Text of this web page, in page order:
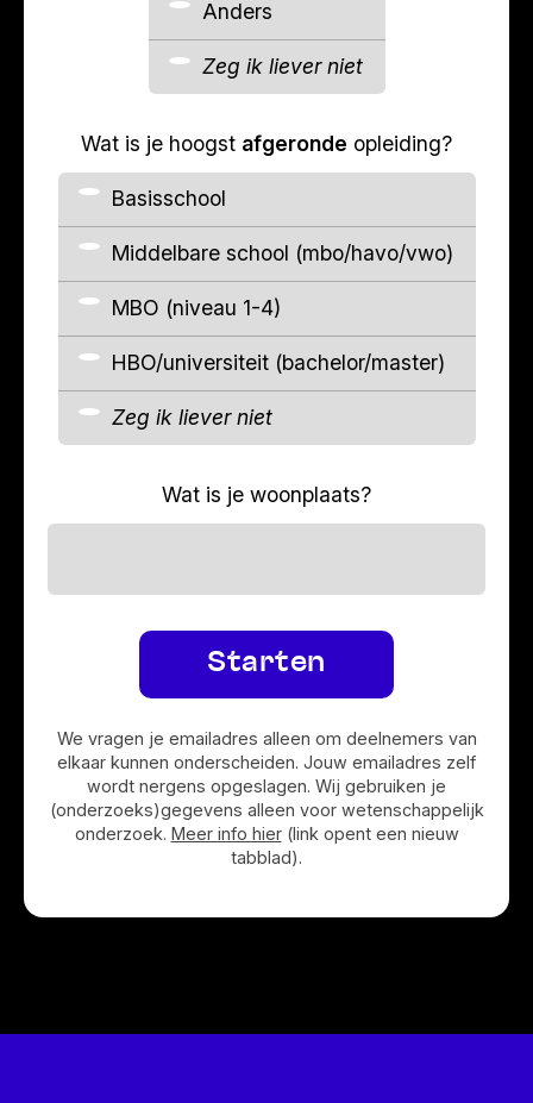
Anders
Zeg ik liever niet
Wat is je hoogst afgeronde opleiding?
Basisschool
Middelbare school (mbo/havo/vwo)
MBO (niveau 1-4)
HBO/universiteit (bachelor/master)
Zeg ik liever niet
Wat is je woonplaats?
Starten
We vragen je emailadres alleen om deelnemers van
elkaar kunnen onderscheiden. Jouw emailadres zelf
wordt nergens opgeslagen. Wij gebruiken je
(onderzoeks)gegevens alleen voor wetenschappelijk
onderzoek. Meer info hier(link opent een nieuw
tabblad).